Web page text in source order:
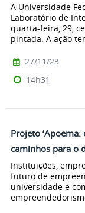
A Universidade
Laboratório de
quarta-feira, 29,
pintada. A ação
27/11/23
14h31
Projeto
caminhos para o
Instituições,
futuro de
universidade e